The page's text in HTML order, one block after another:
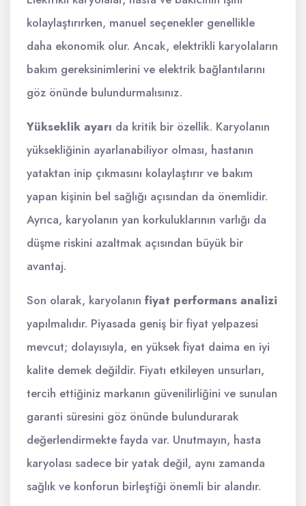
kolaylaştırırken, manuel seçenekler genellikle
daha ekonomik olur. Ancak, elektrikli karyolaların
bakım gereksinimlerini ve elektrik bağlantılarını
göz önünde bulundurmalısınız.
Yükseklik ayarı da kritik bir özellik. Karyolanın
yüksekliğinin ayarlanabiliyor olması, hastanın
yataktan inip çıkmasını kolaylaştırır ve bakım
yapan kişinin bel sağlığı açısından da önemlidir.
Ayrıca, karyolanın yan korkuluklarının varlığı da
düşme riskini azaltmak açısından büyük bir
avantaj.
Son olarak, karyolanın fiyat performans analizi
yapılmalıdır. Piyasada geniş bir fiyat yelpazesi
mevcut; dolayısıyla, en yüksek fiyat daima en iyi
kalite demek değildir. Fiyatı etkileyen unsurları,
tercih ettiğiniz markanın güvenilirliğini ve sunulan
garanti süresini göz önünde bulundurarak
değerlendirmekte fayda var. Unutmayın, hasta
karyolası sadece bir yatak değil, aynı zamanda
sağlık ve konforun birleştiği önemli bir alandır.